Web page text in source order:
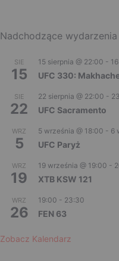
Nadchodzące wydarzenia
SIE
15
15 sierpnia @ 22:00 -
UFC 330:
SIE
22
22 sierpnia @ 22:00 -
UFC Sacramento
WRZ
5
5 września @ 18:00 - 6
UFC Paryż
WRZ
19
19 września @ 19:00 -
XTB KSW 121
WRZ
26
19:00 - 23:30
FEN 63
Zobacz Kalendarz